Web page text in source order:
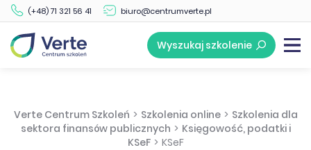
(+48) 71 321 56 41 biuro@centrumverte.pl
Wyszukaj szkolenie
Verte Centrum Szkoleń > Szkolenia online > Szkolenia dla
sektora finansów publicznych > Księgowość, podatki i
KSeF > KSeF